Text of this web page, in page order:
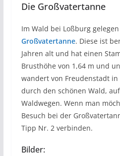
Die Großvatertanne
Im Wald bei Loßburg
Großvatertanne. Diese ist
Jahren alt und hat einen
Brusthöhe von 1,64 m und
wandert von Freudenstadt
durch den schönen Wald,
Waldwegen. Wenn man
Besuch bei der
Tipp Nr. 2 verbinden.
Bilder: